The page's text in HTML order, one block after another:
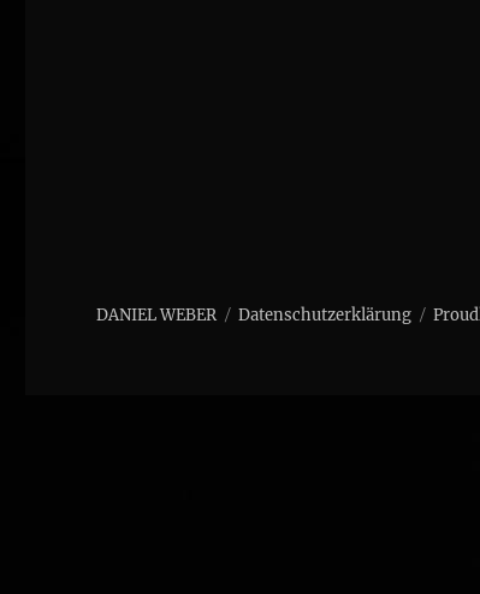
DANIEL WEBER Datenschutzerklärung